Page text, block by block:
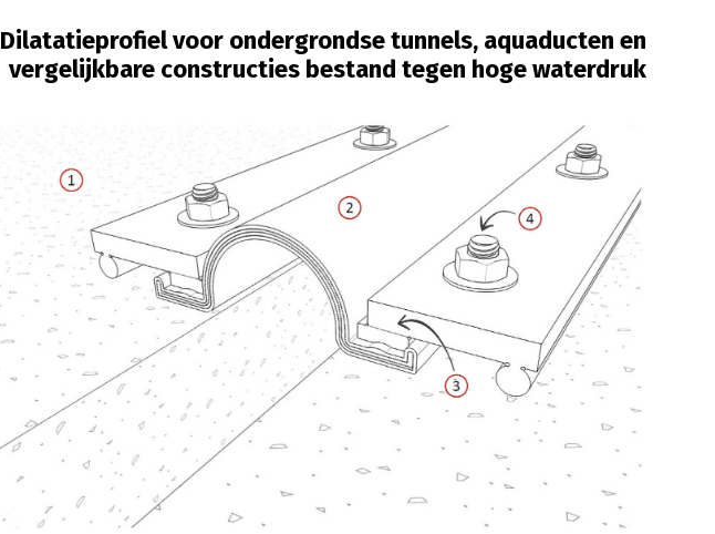
Dilatatieprofiel voor ondergrondse tunnels, aquaducten en
vergelijkbare constructies bestand tegen hoge waterdruk